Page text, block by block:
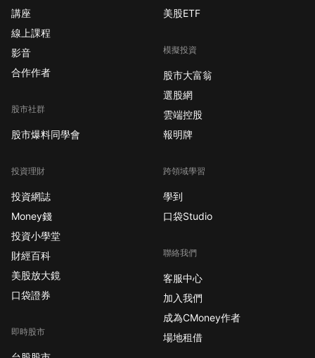
講座
線上課程
影音
合作作者
股市社群
股市爆料同學會
投資理財
投資網誌
Money錢
投資小學堂
財經百科
美股放大鏡
口袋證券
即時股市
美股ETF
模擬投資
股市大富翁
選股網
雲端控股
報明牌
跨領域學習
學到
口袋Studio
聯絡我們
客服中心
加入我們
成為CMoney作者
場地租借